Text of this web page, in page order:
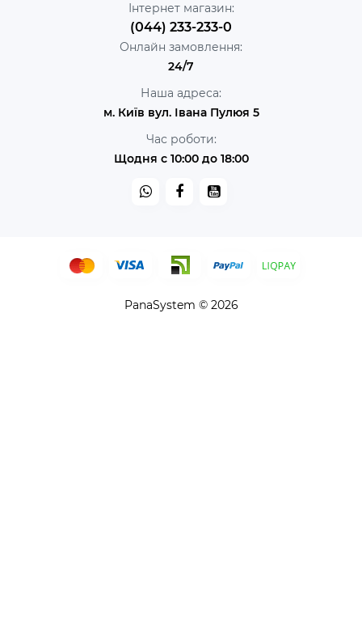
Інтернет магазин:
(044) 233-233-0
Онлайн замовлення:
24/7
Наша адреса:
м. Київ вул. Івана Пулюя 5
Час роботи:
Щодня с 10:00 до 18:00
PanaSystem © 2026